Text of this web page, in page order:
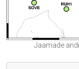
Jaamade